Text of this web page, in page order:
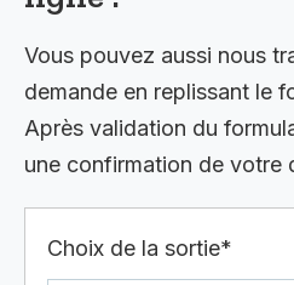
Vous pouvez aussi nous
demande en replissant le
Après validation du
une confirmation de votre
Choix de la sortie*